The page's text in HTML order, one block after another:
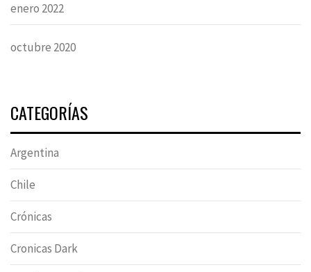
enero 2022
octubre 2020
CATEGORÍAS
Argentina
Chile
Crónicas
Cronicas Dark